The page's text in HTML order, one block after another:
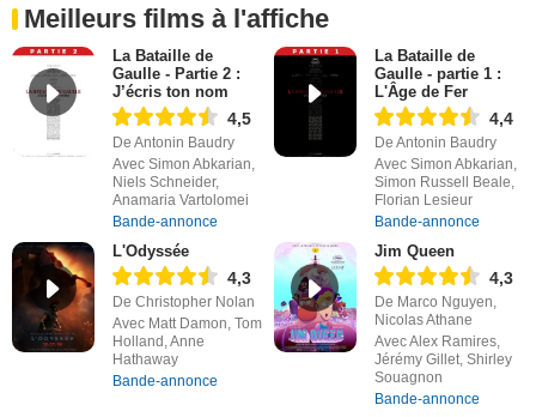
Meilleurs films à l'affiche
La Bataille de
Gaulle - Partie 2 :
J’écris ton nom
4,5
De Antonin Baudry
Avec Simon Abkarian,
Niels Schneider,
Anamaria Vartolomei
Bande-annonce
La Bataille de
Gaulle - partie 1 :
L'Âge de Fer
4,4
De Antonin Baudry
Avec Simon Abkarian,
Simon Russell Beale,
Florian Lesieur
Bande-annonce
L'Odyssée
4,3
De Christopher Nolan
Avec Matt Damon, Tom
Holland, Anne
Hathaway
Bande-annonce
Jim Queen
4,3
De Marco Nguyen,
Nicolas Athane
Avec Alex Ramires,
Jérémy Gillet, Shirley
Souagnon
Bande-annonce